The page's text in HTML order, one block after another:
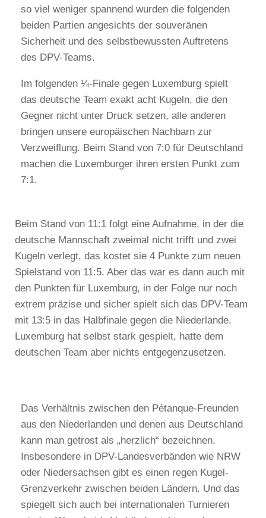
so viel weniger spannend wurden die folgenden
beiden Partien angesichts der souveränen
Sicherheit und des selbstbewussten Auftretens
des DPV-Teams.
Im folgenden ¼-Finale gegen Luxemburg spielt
das deutsche Team exakt acht Kugeln, die den
Gegner nicht unter Druck setzen, alle anderen
bringen unsere europäischen Nachbarn zur
Verzweiflung. Beim Stand von 7:0 für Deutschland
machen die Luxemburger ihren ersten Punkt zum
7:1.
Beim Stand von 11:1 folgt eine Aufnahme, in der die
deutsche Mannschaft zweimal nicht trifft und zwei
Kugeln verlegt, das kostet sie 4 Punkte zum neuen
Spielstand von 11:5. Aber das war es dann auch mit
den Punkten für Luxemburg, in der Folge nur noch
extrem präzise und sicher spielt sich das DPV-Team
mit 13:5 in das Halbfinale gegen die Niederlande.
Luxemburg hat selbst stark gespielt, hatte dem
deutschen Team aber nichts entgegenzusetzen.
Das Verhältnis zwischen den Pétanque-Freunden
aus den Niederlanden und denen aus Deutschland
kann man getrost als „herzlich“ bezeichnen.
Insbesondere in DPV-Landesverbänden wie NRW
oder Niedersachsen gibt es einen regen Kugel-
Grenzverkehr zwischen beiden Ländern. Und das
spiegelt sich auch bei internationalen Turnieren